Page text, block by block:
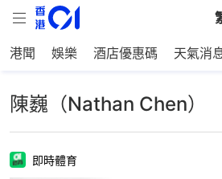
港聞 娛樂 酒店優惠碼 天氣消
陳巍（Nathan Chen）
即時體育